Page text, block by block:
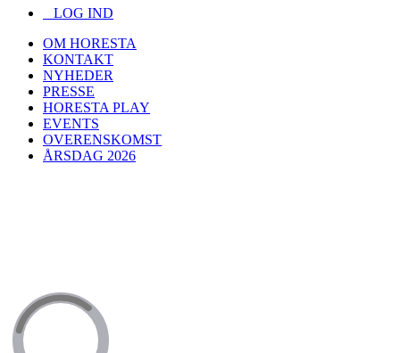
LOG IND
OM HORESTA
KONTAKT
NYHEDER
PRESSE
HORESTA PLAY
EVENTS
OVERENSKOMST
ÅRSDAG 2026